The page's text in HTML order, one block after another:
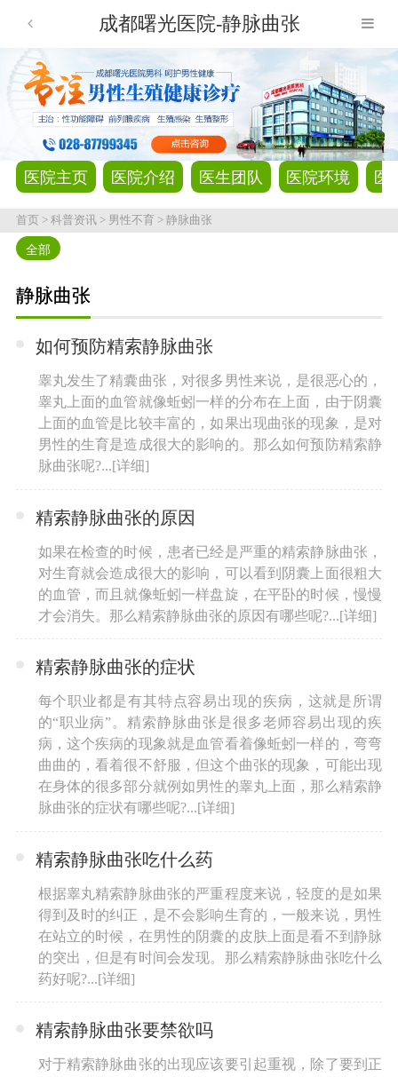
成都曙光医院-静脉曲张
医院主页 医院介绍 医生团队 医院环境 医
首页> 科普资讯> 男性不育> 静脉曲张
全部
静脉曲张
如何预防精索静脉曲张
睾丸发生了精囊曲张，对很多男性来说，是很恶心的，
睾丸上面的血管就像蚯蚓一样的分布在上面，由于阴囊
上面的血管是比较丰富的，如果出现曲张的现象，是对
男性的生育是造成很大的影响的。那么如何预防精索静
脉曲张呢?...[详细]
精索静脉曲张的原因
如果在检查的时候，患者已经是严重的精索静脉曲张，
对生育就会造成很大的影响，可以看到阴囊上面很粗大
的血管，而且就像蚯蚓一样盘旋，在平卧的时候，慢慢
才会消失。那么精索静脉曲张的原因有哪些呢?...[详细]
精索静脉曲张的症状
每个职业都是有其特点容易出现的疾病，这就是所谓
的“职业病”。精索静脉曲张是很多老师容易出现的疾
病，这个疾病的现象就是血管看着像蚯蚓一样的，弯弯
曲曲的，看着很不舒服，但这个曲张的现象，可能出现
在身体的很多部分就例如男性的睾丸上面，那么精索静
脉曲张的症状有哪些呢?...[详细]
精索静脉曲张吃什么药
根据睾丸精索静脉曲张的严重程度来说，轻度的是如果
得到及时的纠正，是不会影响生育的，一般来说，男性
在站立的时候，在男性的阴囊的皮肤上面是看不到静脉
的突出，但是有时间会发现。那么精索静脉曲张吃什么
药好呢?...[详细]
精索静脉曲张要禁欲吗
对于精索静脉曲张的出现应该要引起重视，除了要到正